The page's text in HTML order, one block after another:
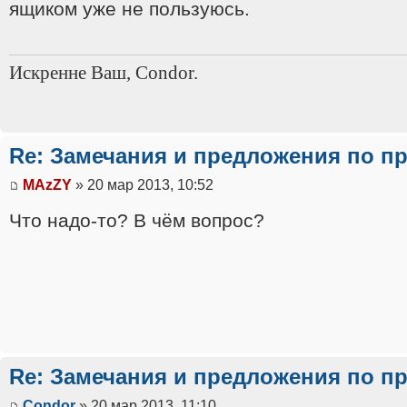
ящиком уже не пользуюсь.
Искренне Ваш, Condor.
Re: Замечания и предложения по
MAzZY » 20 мар 2013, 10:52
Что надо-то? В чём вопрос?
Re: Замечания и предложения по